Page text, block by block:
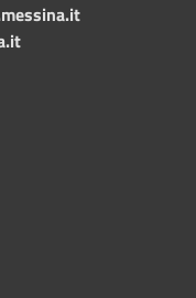
messina.it